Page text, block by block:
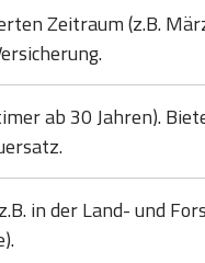
Zeitraum (z.B.
ab 30 Jahren).
in der Land- und